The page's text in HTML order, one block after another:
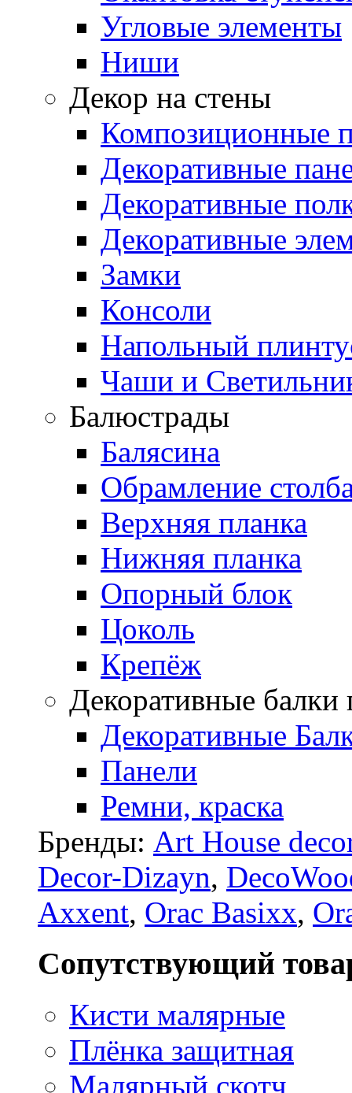
Угловые элементы
Ниши
Декор на стены
Композиционные
Декоративные
Декоративные
Декоративные
Замки
Консоли
Напольный
Чаши и
Балюстрады
Балясина
Обрамление
Верхняя планка
Нижняя планка
Опорный блок
Цоколь
Крепёж
Декоративные балки
Декоративные
Панели
Ремни, краска
Бренды: Art House
Decor-Dizayn,
Axxent, Orac Basixx,
Сопутствующий
Кисти малярные
Плёнка защитная
Малярный скотч